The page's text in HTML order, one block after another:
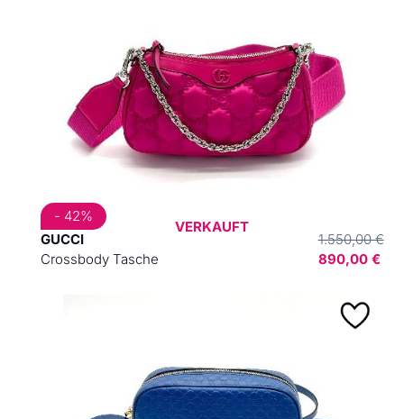
GUCCI
Crossbody Tasche
1.550,00 €
890,00 €
VERKAUFT
- 42%